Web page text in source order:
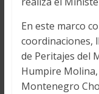
En este marco
coordinaciones,
de Peritajes del
Humpire
Montenegro